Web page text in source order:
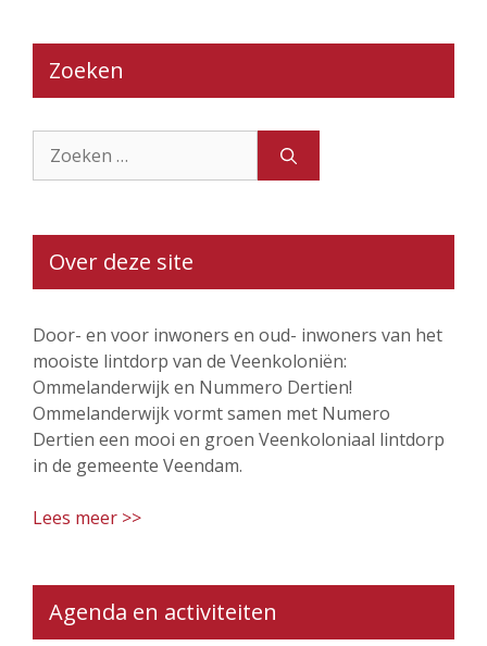
Zoeken
naar:
Over deze site
Door- en voor inwoners en oud- inwoners van het
mooiste lintdorp van de Veenkoloniën:
Ommelanderwijk en Nummero Dertien!
Ommelanderwijk vormt samen met Numero
Dertien een mooi en groen Veenkoloniaal lintdorp
in de gemeente Veendam.
Lees meer >>
Agenda en activiteiten